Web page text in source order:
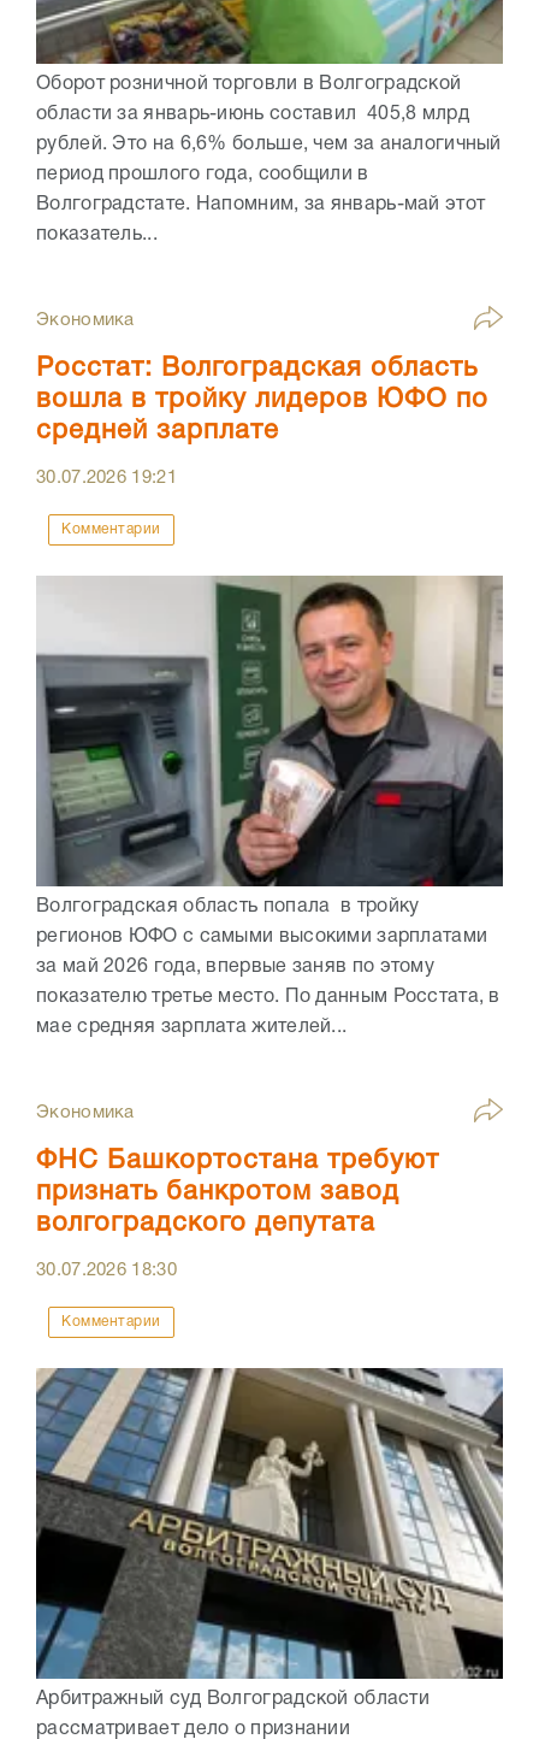
Оборот розничной торговли в Волгоградской
области за январь-июнь составил 405,8 млрд
рублей. Это на 6,6% больше, чем за аналогичный
период прошлого года, сообщили в
Волгоградстате. Напомним, за январь-май этот
показатель...
Экономика
Росстат: Волгоградская область
вошла в тройку лидеров ЮФО по
средней зарплате
30.07.2026 19:21
Комментарии
Волгоградская область попала в тройку
регионов ЮФО с самыми высокими зарплатами
за май 2026 года, впервые заняв по этому
показателю третье место. По данным Росстата, в
мае средняя зарплата жителей...
Экономика
ФНС Башкортостана требуют
признать банкротом завод
волгоградского депутата
30.07.2026 18:30
Комментарии
Арбитражный суд Волгоградской области
рассматривает дело о признании